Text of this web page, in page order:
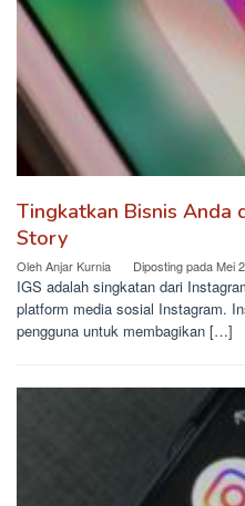
Tingkatkan Bisnis Anda
Story
OlehAnjar Kurnia Diposting padaMei
IGS adalah singkatan dari
platform media sosial Instagram.
pengguna untuk membagikan […]